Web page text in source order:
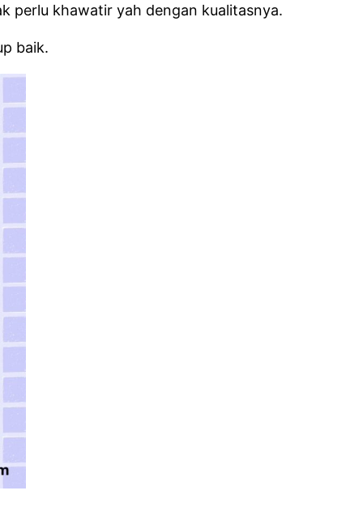
perlu khawatir yah dengan kualitasnya.
baik.